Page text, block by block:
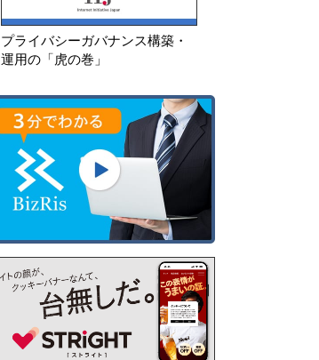
プライバシーガバナンス構築・
運用の「虎の巻」